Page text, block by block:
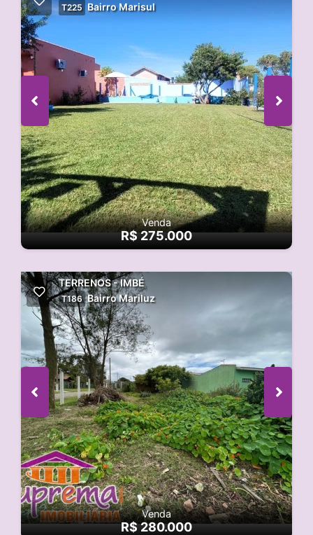
T225 Bairro Marisul
Venda
R$ 275.000
TERRENOS - IMBÉ
T186 Bairro Mariluz
Venda
R$ 280.000